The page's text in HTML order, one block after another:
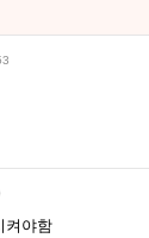
켜야함